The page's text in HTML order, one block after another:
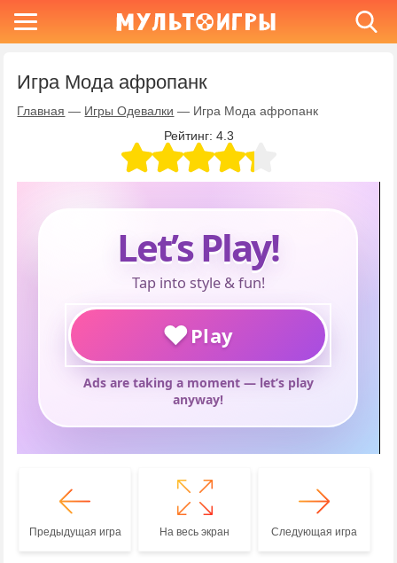
Игра Мода афропанк
Главная — Игры Одевалки — Игра Мода афропанк
Рейтинг: 4.3
Предыдущая игра На весь экран Следующая игра